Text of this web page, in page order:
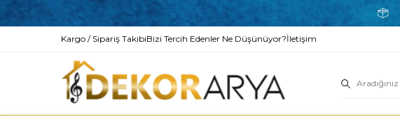
Kargo / Sipariş TakibiBizi Tercih Edenler Ne Düşünüyor?İletişim